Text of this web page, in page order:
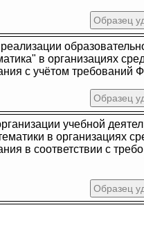
Образец
в организациях
с учётом
Образец
учебной
в организациях
в соответствии с
Образец